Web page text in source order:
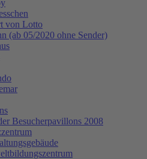
von Lotto
(ab 05/2020 ohne Sender)
Besucherpavillons 2008